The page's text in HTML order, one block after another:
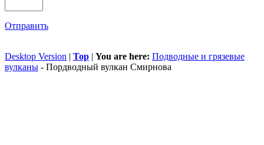
Отправить
Desktop Version | Top | You are here: Подводные и грязевые
вулканы - Пордводный вулкан Смирнова